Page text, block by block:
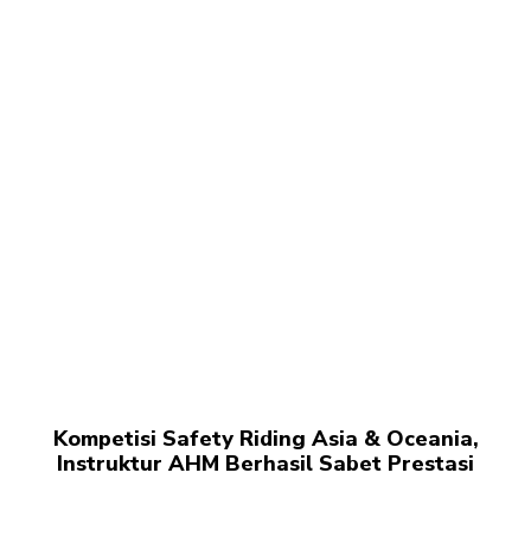
Kompetisi Safety Riding Asia & Oceania,
Instruktur AHM Berhasil Sabet Prestasi